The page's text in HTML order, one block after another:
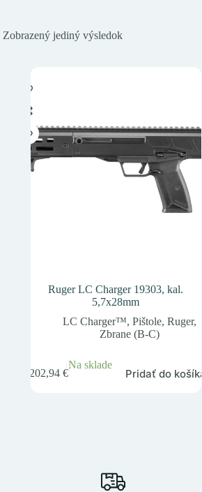
Zobrazený jediný výsledok
Ruger LC Charger 19303, kal.
5,7x28mm
LC Charger™,Pištole,Ruger,
Zbrane (B-C)
1 202,94 €
Na sklade
Pridať do košíka